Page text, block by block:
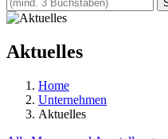
Aktuelles
Home
Unternehmen
Aktuelles